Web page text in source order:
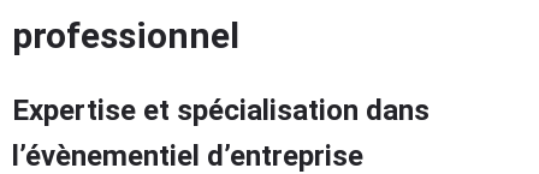
professionnel
Expertise et spécialisation dans
l’évènementiel d’entreprise